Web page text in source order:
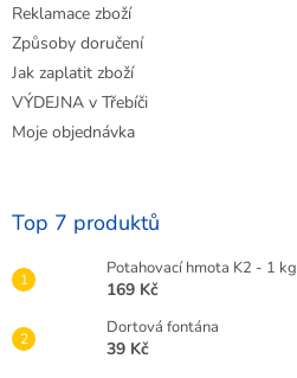
Reklamace zboží
Způsoby doručení
Jak zaplatit zboží
VÝDEJNA v Třebíči
Moje objednávka
Top 7 produktů
Potahovací hmota K2 - 1 kg
169 Kč
Dortová fontána
39 Kč